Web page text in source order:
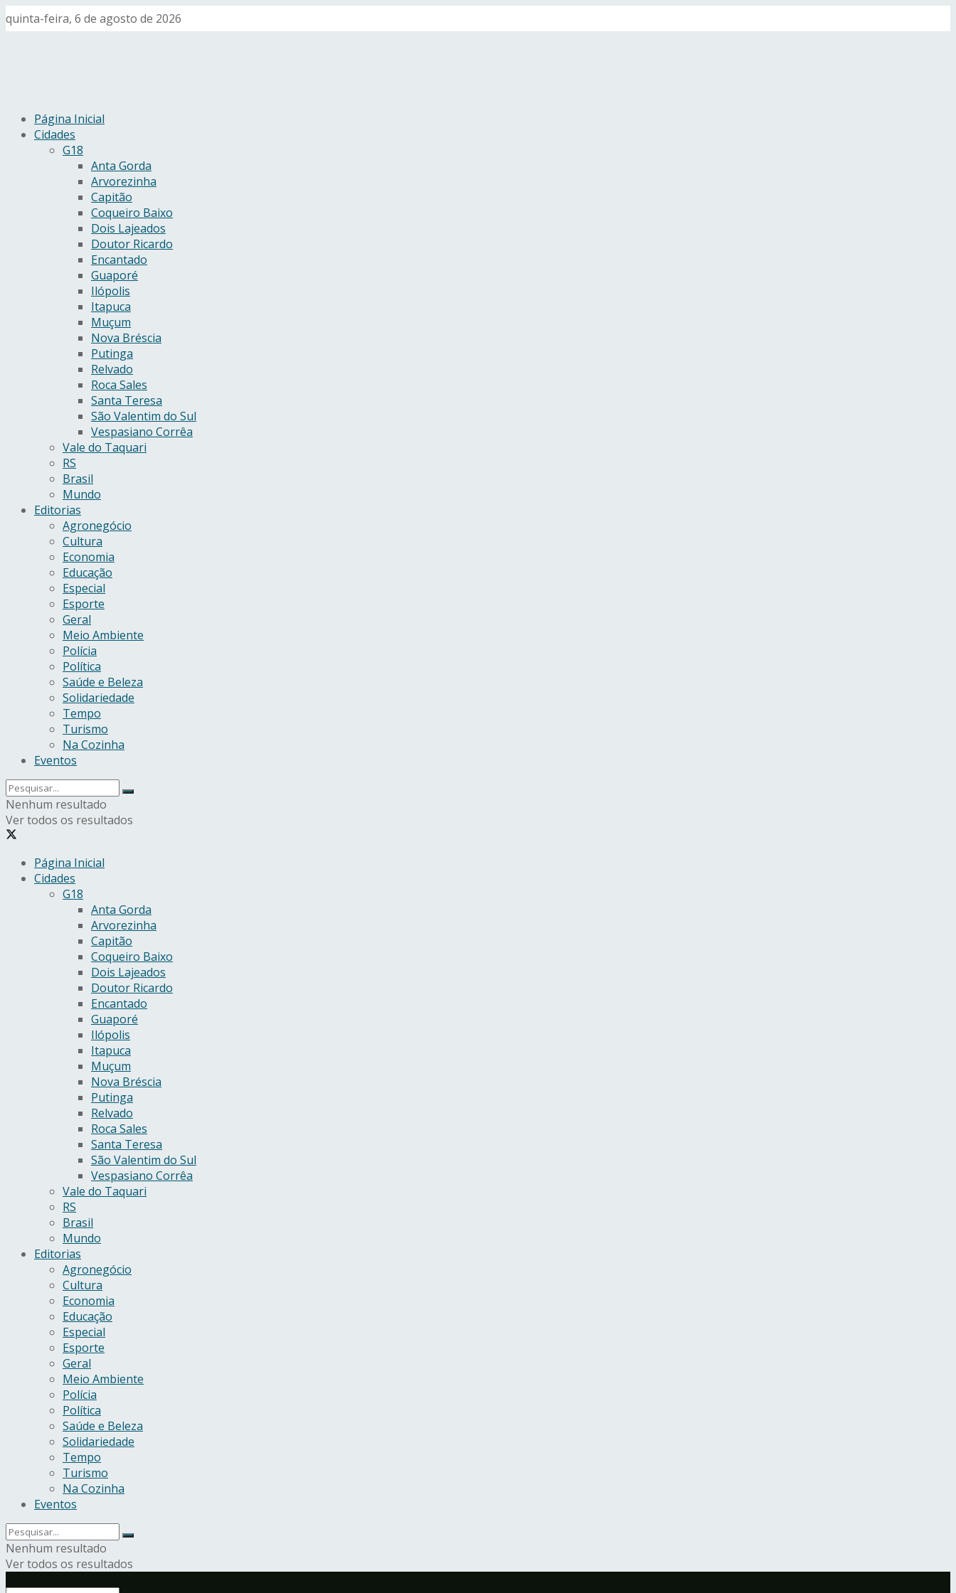
quinta-feira, 6 de agosto de 2026
Página Inicial
Cidades
G18
Anta Gorda
Arvorezinha
Capitão
Coqueiro Baixo
Dois Lajeados
Doutor Ricardo
Encantado
Guaporé
Ilópolis
Itapuca
Muçum
Nova Bréscia
Putinga
Relvado
Roca Sales
Santa Teresa
São Valentim do Sul
Vespasiano Corrêa
Vale do Taquari
RS
Brasil
Mundo
Editorias
Agronegócio
Cultura
Economia
Educação
Especial
Esporte
Geral
Meio Ambiente
Polícia
Política
Saúde e Beleza
Solidariedade
Tempo
Turismo
Na Cozinha
Eventos
Nenhum resultado
Ver todos os resultados
Página Inicial
Cidades
G18
Anta Gorda
Arvorezinha
Capitão
Coqueiro Baixo
Dois Lajeados
Doutor Ricardo
Encantado
Guaporé
Ilópolis
Itapuca
Muçum
Nova Bréscia
Putinga
Relvado
Roca Sales
Santa Teresa
São Valentim do Sul
Vespasiano Corrêa
Vale do Taquari
RS
Brasil
Mundo
Editorias
Agronegócio
Cultura
Economia
Educação
Especial
Esporte
Geral
Meio Ambiente
Polícia
Política
Saúde e Beleza
Solidariedade
Tempo
Turismo
Na Cozinha
Eventos
Nenhum resultado
Ver todos os resultados